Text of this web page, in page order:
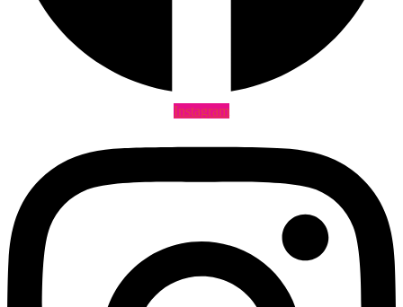
Instagram